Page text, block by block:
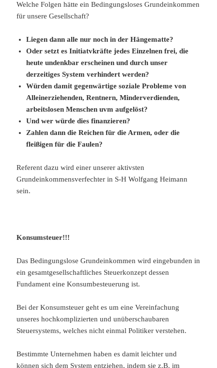
Welche Folgen hätte ein Bedingungsloses Grundeinkommen
für unsere Gesellschaft?
Liegen dann alle nur noch in der Hängematte?
Oder setzt es Initiatvkräfte jedes Einzelnen frei, die
heute undenkbar erscheinen und durch unser
derzeitiges System verhindert werden?
Würden damit gegenwärtige soziale Probleme von
Alleinerziehenden, Rentnern, Minderverdienden,
arbeitslosen Menschen uvm aufgelöst?
Und wer würde dies finanzieren?
Zahlen dann die Reichen für die Armen, oder die
fleißigen für die Faulen?
Referent dazu wird einer unserer aktivsten
Grundeinkommensverfechter in S-H Wolfgang Heimann
sein.
Konsumsteuer!!!
Das Bedingungslose Grundeinkommen wird eingebunden in
ein gesamtgesellschaftliches Steuerkonzept dessen
Fundament eine Konsumbesteuerung ist.
Bei der Konsumsteuer geht es um eine Vereinfachung
unseres hochkomplizierten und unüberschaubaren
Steuersystems, welches nicht einmal Politiker verstehen.
Bestimmte Unternehmen haben es damit leichter und
können sich dem System entziehen, indem sie z.B. im